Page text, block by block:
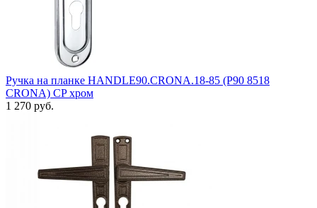
Ручка на планке HANDLE90.CRONA.18-85 (P90 8518
CRONA) СP хром
1 270 руб.